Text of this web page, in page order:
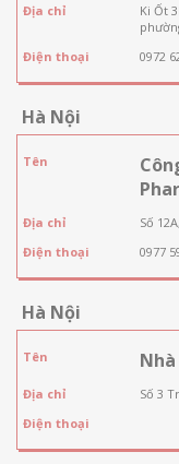
Địa chỉ
Ki Ốt
Điện thoại
0972
Hà Nội
Tên
Địa chỉ
Số
Điện thoại
0977
Hà Nội
Tên
Địa chỉ
Số 3
Điện thoại